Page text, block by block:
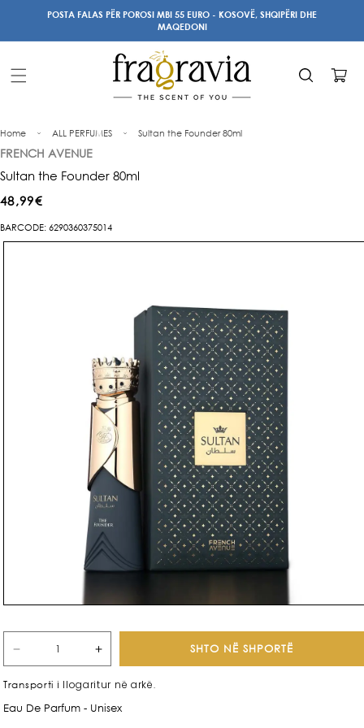
Kalo tePOSTA FALAS PËR POROSI MBI 55 EURO - KOSOVË, SHQIPËRI DHE
MAQEDONI
Karrocë
Home ALL PERFUMES Sultan the Founder 80ml
FRENCH AVENUE
Sultan the Founder 80ml
Çmimi
i
rregullt
48,99€
BARCODE: 6290360375014
te
Zvogëlo
për
Sultan
Rrit
për
Sultan
SHTO NË SHPORTË
Transporti i llogaritur në arkë.
Eau De Parfum - Unisex